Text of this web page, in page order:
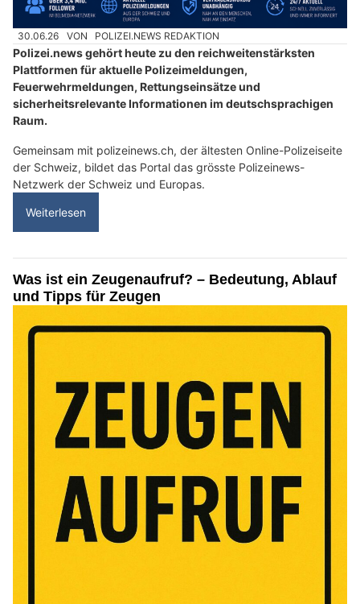
30.06.26 VON POLIZEI.NEWS REDAKTION
Polizei.news gehört heute zu den reichweitenstärksten
Plattformen für aktuelle Polizeimeldungen,
Feuerwehrmeldungen, Rettungseinsätze und
sicherheitsrelevante Informationen im deutschsprachigen
Raum.
Gemeinsam mit polizeinews.ch, der ältesten Online-Polizeiseite
der Schweiz, bildet das Portal das grösste Polizeinews-
Netzwerk der Schweiz und Europas.
Weiterlesen
Was ist ein Zeugenaufruf? – Bedeutung, Ablauf
und Tipps für Zeugen